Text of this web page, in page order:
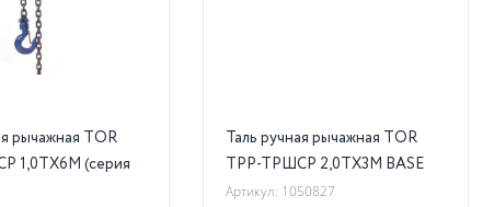
рычажная TOR
1,0ТХ6М (серия
Таль ручная рычажная TOR
ТРР-ТРШСР 2,0ТХ3М BASE
Артикул: 1050827